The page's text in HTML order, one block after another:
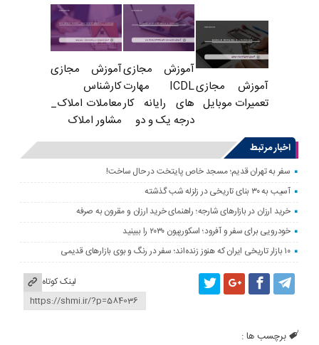
آموزش مجازی
تعمیرات موبایل
آموزش مجازی
ICDL مهارت
های رایانه کار
درجه یک و دو
آموزش مجازی
کارشناس
معاملات املاک_
مشاور املاک
اخبار مرتبط
سفر به تهران قدیم؛ مسجد خاص پایتخت در حال ساخت!
آسیب به ۳۰ بنای تاریخی در زلزله شب گذشته
خرید ارزان در بازارهای شارجه؛ راهنمای خرید ارزان و مقرون به صرفه
خودرویی برای سفر و آفرود؛ اسکورپیون ۲۰۳۰ را ببینید
۱۰ بازار تاریخی ایران که هنوز زنده‌اند؛ سفر در رنگ و بوی بازارهای قدیمی
لینک کوتاه
برچسب ها :